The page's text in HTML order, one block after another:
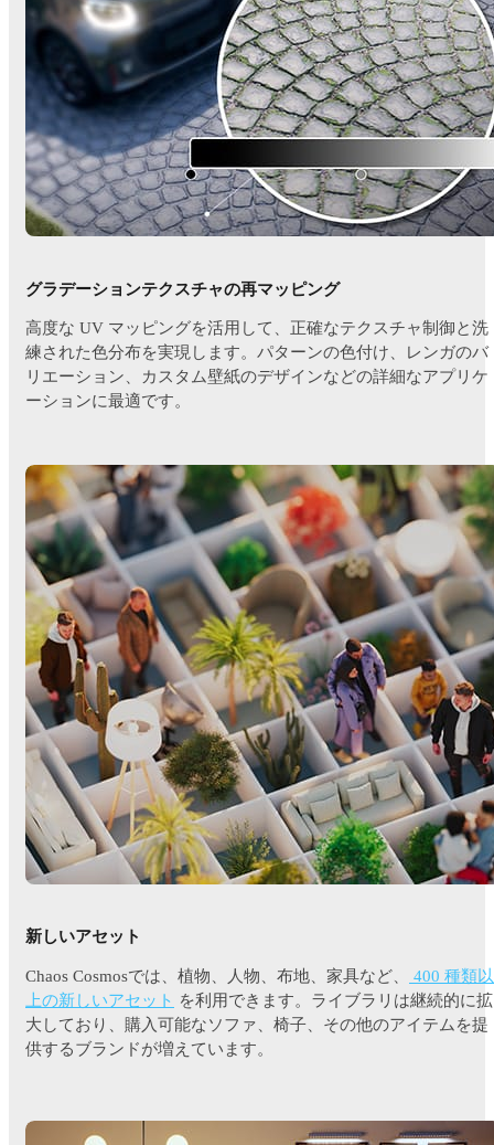
グラデーションテクスチャの再マッピング
高度な UV マッピングを活用して、正確なテクスチャ制御と洗
練された色分布を実現します。パターンの色付け、レンガのバ
リエーション、カスタム壁紙のデザインなどの詳細なアプリケ
ーションに最適です。
新しいアセット
Chaos Cosmosでは、植物、人物、布地、家具など、
400 種類以
上の新しいアセット を利用できます。ライブラリは継続的に拡
大しており、購入可能なソファ、椅子、その他のアイテムを提
供するブランドが増えています。